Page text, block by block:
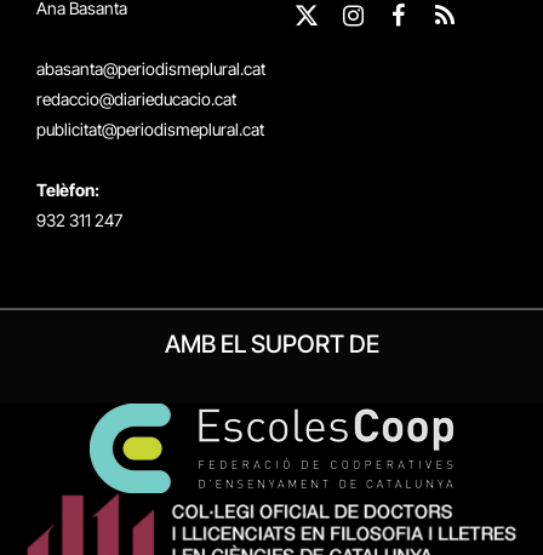
Ana Basanta
abasanta@periodismeplural.cat
redaccio@diarieducacio.cat
publicitat@periodismeplural.cat
Telèfon:
932 311 247
X
Instagram
Facebook
RSS
AMB EL SUPORT DE